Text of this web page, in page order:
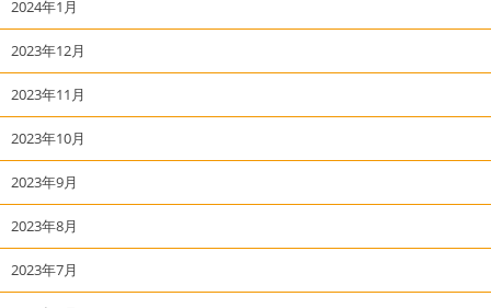
2024年1月
2023年12月
2023年11月
2023年10月
2023年9月
2023年8月
2023年7月